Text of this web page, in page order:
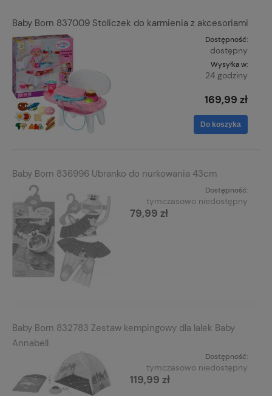
Baby Born 837009 Stoliczek do karmienia z akcesoriami
Dostępność:
dostępny
Wysyłka w:
24 godziny
169,99 zł
Do koszyka
Baby Born 836996 Ubranko do nurkowania 43cm
Dostępność:
tymczasowo niedostępny
79,99 zł
Baby Born 832783 Zestaw kempingowy dla lalek Baby
Annabell
Dostępność:
tymczasowo niedostępny
119,99 zł